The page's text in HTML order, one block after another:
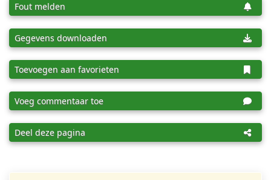
Fout melden
Gegevens downloaden
Toevoegen aan favorieten
Voeg commentaar toe
Deel deze pagina